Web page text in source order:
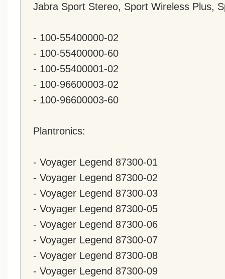
Jabra Sport Stereo, Sport Wireless Plus,
- 100-55400000-02
- 100-55400000-60
- 100-55400001-02
- 100-96600003-02
- 100-96600003-60
Plantronics:
- Voyager Legend 87300-01
- Voyager Legend 87300-02
- Voyager Legend 87300-03
- Voyager Legend 87300-05
- Voyager Legend 87300-06
- Voyager Legend 87300-07
- Voyager Legend 87300-08
- Voyager Legend 87300-09